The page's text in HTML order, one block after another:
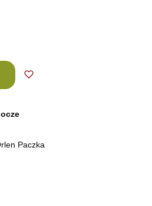
Paczka